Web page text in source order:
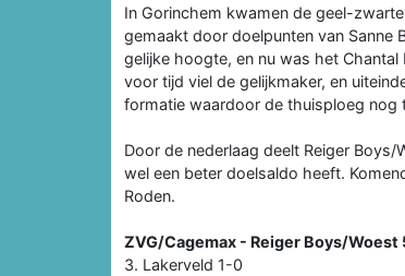
In Gorinchem kwamen de geel-
gemaakt door doelpunten van Sanne
gelijke hoogte, en nu was het
voor tijd viel de gelijkmaker, en
formatie waardoor de thuisploeg nog
Door de nederlaag deelt Reiger
wel een beter doelsaldo heeft.
Roden.
ZVG/Cagemax - Reiger Boys/Woest
3. Lakerveld 1-0